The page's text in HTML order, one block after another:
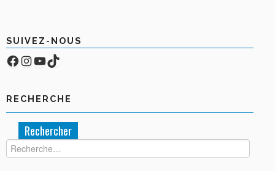
SUIVEZ-NOUS
Facebook
Compte Instagram
YouTube
TikTok
RECHERCHE
Rechercher :